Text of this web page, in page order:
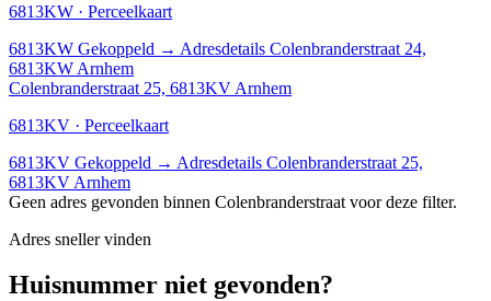
6813KW · Perceelkaart
6813KW Gekoppeld → Adresdetails Colenbranderstraat 24,
6813KW Arnhem
Colenbranderstraat 25, 6813KV Arnhem
6813KV · Perceelkaart
6813KV Gekoppeld → Adresdetails Colenbranderstraat 25,
6813KV Arnhem
Geen adres gevonden binnen Colenbranderstraat voor deze filter.
Adres sneller vinden
Huisnummer niet gevonden?